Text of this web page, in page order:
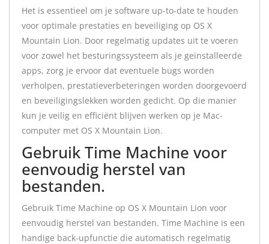
Het is essentieel om je software up-to-date te houden
voor optimale prestaties en beveiliging op OS X
Mountain Lion. Door regelmatig updates uit te voeren
voor zowel het besturingssysteem als je geïnstalleerde
apps, zorg je ervoor dat eventuele bugs worden
verholpen, prestatieverbeteringen worden doorgevoerd
en beveiligingslekken worden gedicht. Op die manier
kun je veilig en efficiënt blijven werken op je Mac-
computer met OS X Mountain Lion.
Gebruik Time Machine voor
eenvoudig herstel van
bestanden.
Gebruik Time Machine op OS X Mountain Lion voor
eenvoudig herstel van bestanden. Time Machine is een
handige back-upfunctie die automatisch regelmatig